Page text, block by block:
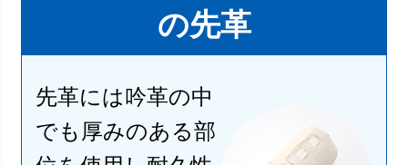
の先革
先革には吟革の中
でも厚みのある部